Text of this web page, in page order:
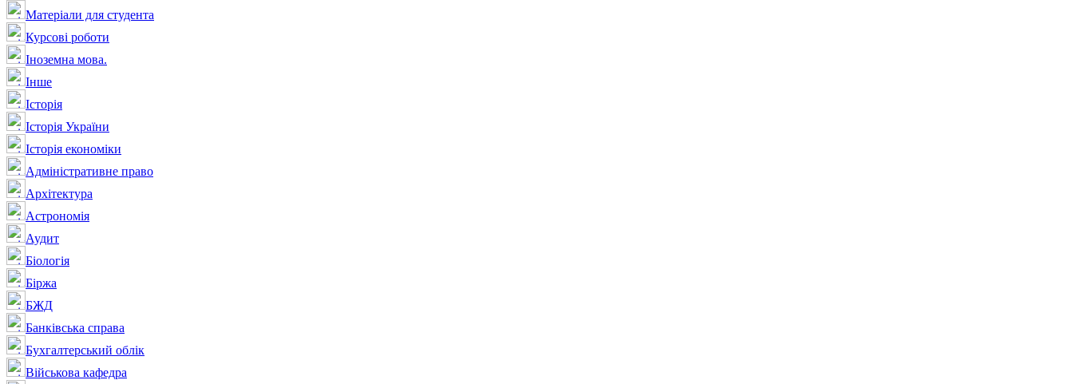
Матеріали для студента
Курсові роботи
Іноземна мова.
Інше
Історія
Історія України
Історія економіки
Адміністративне право
Архітектура
Астрономія
Аудит
Біологія
Біржа
БЖД
Банківська справа
Бухгалтерський облік
Військова кафедра